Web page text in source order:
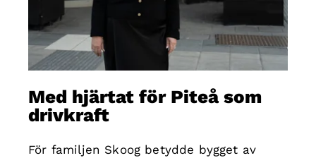
Med hjärtat för Piteå som
drivkraft
För familjen Skoog betydde bygget av